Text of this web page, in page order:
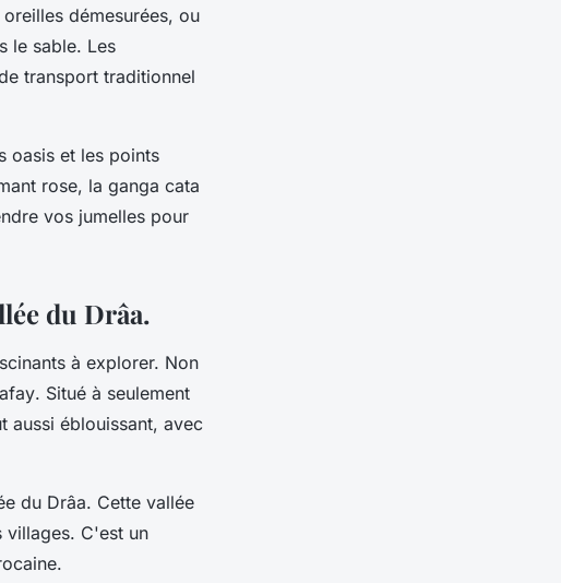
démesurées, ou
le sable. Les
transport traditionnel
oasis et les points
rose, la ganga cata
vos jumelles pour
du Drâa.
à explorer. Non
. Situé à seulement
aussi éblouissant, avec
du Drâa. Cette vallée
villages. C'est un